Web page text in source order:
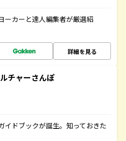
ーカーと達人編集者が厳選紹
詳細を見る
チャーさんぽ
イドブックが誕生。知っておきた